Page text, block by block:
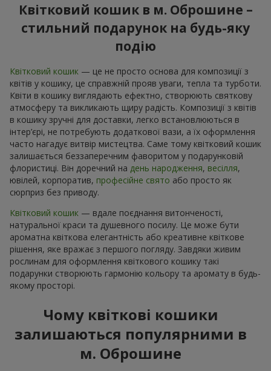
Квітковий кошик в м. Оброшине –
стильний подарунок на будь-яку
подію
Квітковий кошик — це не просто основа для композиції з
квітів у кошику, це справжній прояв уваги, тепла та турботи.
Квіти в кошику виглядають ефектно, створюють святкову
атмосферу та викликають щиру радість. Композиції з квітів
в кошику зручні для доставки, легко встановлюються в
інтер’єрі, не потребують додаткової вази, а їх оформлення
часто нагадує витвір мистецтва. Саме тому квітковий кошик
залишається беззаперечним фаворитом у подарунковій
флористиці. Він доречний на день народження, весілля,
ювілей, корпоратив, професійне свято або просто як
сюрприз без приводу.
Квітковий кошик — вдале поєднання витонченості,
натуральної краси та душевного посилу. Це може бути
ароматна квіткова елегантність або креативне квіткове
рішення, яке вражає з першого погляду. Завдяки живим
рослинам для оформлення квіткового кошику такі
подарунки створюють гармонію кольору та аромату в будь-
якому просторі.
Чому квіткові кошики
залишаються популярними в
м. Оброшине